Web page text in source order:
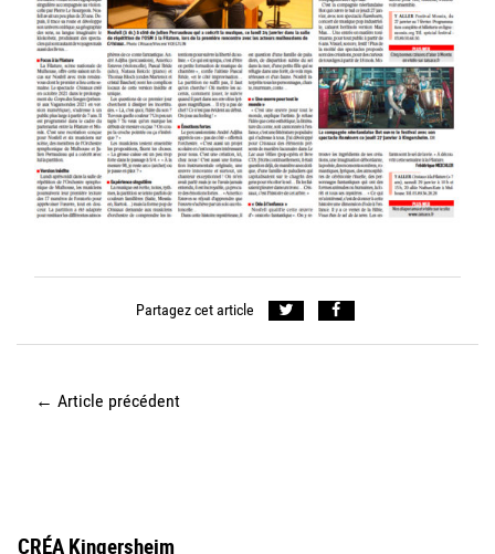
Partagez cet article
← Article précédent
CRÉA Kingersheim